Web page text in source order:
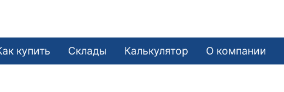
купить Склады Калькулятор О компании